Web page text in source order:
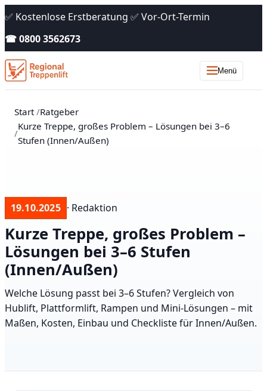
✅ Kostenlose Erstberatung ✅ Vor-Ort-Termin
☎ 0800 3562673
Menü
Start Ratgeber
Kurze Treppe, großes Problem – Lösungen bei 3–6
Stufen (Innen/Außen)
19.10.2025 · Redaktion
Kurze Treppe, großes Problem –
Lösungen bei 3–6 Stufen
(Innen/Außen)
Welche Lösung passt bei 3–6 Stufen? Vergleich von
Hublift, Plattformlift, Rampen und Mini-Lösungen – mit
Maßen, Kosten, Einbau und Checkliste für Innen/Außen.